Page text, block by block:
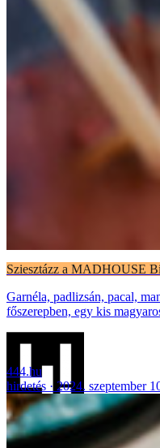
Sziesztázz a MADHOUSE
Garnéla, padlizsán, pacal,
főszerepben, egy kis
444.hu
hirdetés
2024. szeptember